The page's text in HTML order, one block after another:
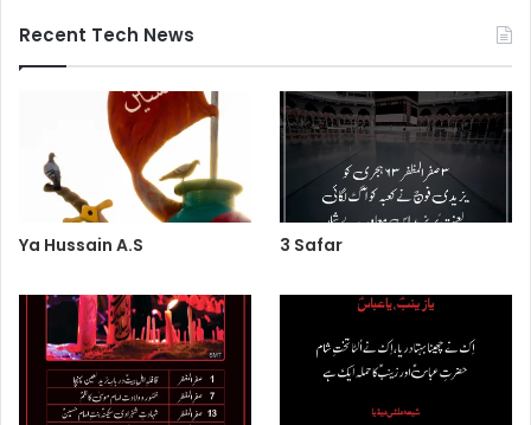
Recent Tech News
Ya Hussain A.S 3 Safar